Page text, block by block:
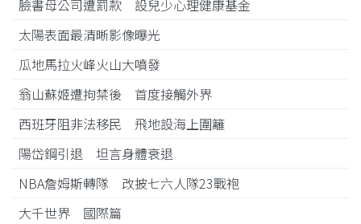
臉書母公司遭罰款 設兒少心理健康基金
太陽表面最清晰影像曝光
瓜地馬拉火峰火山大噴發
翁山蘇姬遭拘禁後 首度接觸外界
西班牙阻非法移民 飛地設海上圍籬
陽岱鋼引退 坦言身體衰退
NBA詹姆斯轉隊 改披七六人隊23戰袍
大千世界 國際篇